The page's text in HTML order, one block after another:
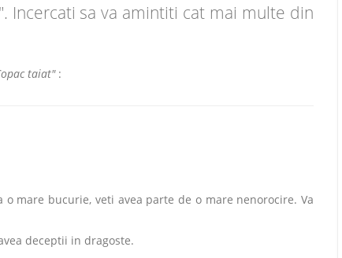
Incercati sa va amintiti cat mai multe din
taiat":
o mare bucurie, veti avea parte de o mare nenorocire. Va
deceptii in dragoste.